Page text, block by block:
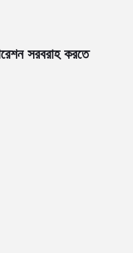
সরবরাহ করতে